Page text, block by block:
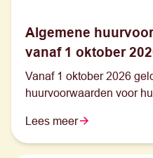
Algemene
vanaf 1 oktober
Vanaf 1 oktober 2026
huurvoorwaarden voor
Lees meer